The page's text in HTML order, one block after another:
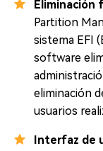
Eliminación
Partition
sistema EFI
software
eliminación
usuarios
Interfaz de